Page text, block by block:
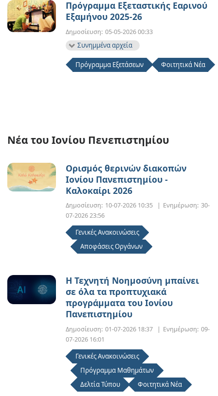
Πρόγραμμα Εξεταστικής Εαρινού
Εξαμήνου 2025-26
Δημοσίευση: 05-05-2026 00:33
Συνημμένα αρχεία
Πρόγραμμα Εξετάσεων Φοιτητικά Νέα
Νέα του Ιονίου Πενεπιστημίου
Ορισμός θερινών διακοπών
Ιονίου Πανεπιστημίου -
Καλοκαίρι 2026
Δημοσίευση: 10-07-2026 10:35 | Ενημέρωση: 30-
07-2026 23:56
Γενικές Ανακοινώσεις
Αποφάσεις Οργάνων
Η Τεχνητή Νοημοσύνη μπαίνει
σε όλα τα προπτυχιακά
προγράμματα του Ιονίου
Πανεπιστημίου
Δημοσίευση: 01-07-2026 18:37 | Ενημέρωση: 09-
07-2026 16:01
Γενικές Ανακοινώσεις
Πρόγραμμα Μαθημάτων
Δελτία Τύπου
Φοιτητικά Νέα